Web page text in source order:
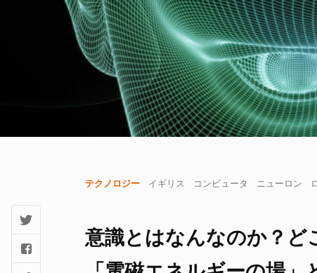
テクノロジー イギリス コンピュータ ニューロン
意識とはなんなのか？